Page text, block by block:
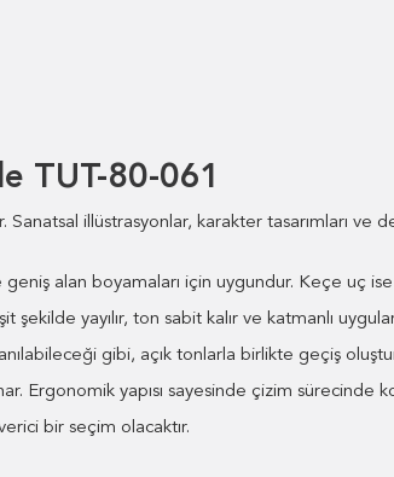
TUT-80-061
Sanatsal illüstrasyonlar, karakter tasarımları
alan boyamaları için uygundur. Keçe uç
yayılır, ton sabit kalır ve katmanlı
gibi, açık tonlarla birlikte geçiş
Ergonomik yapısı sayesinde çizim sürecinde
bir seçim olacaktır.